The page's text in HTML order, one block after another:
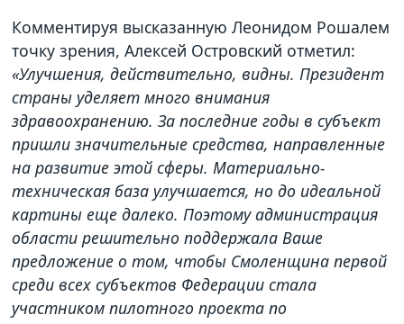
Комментируя высказанную Леонидом Рошалем
точку зрения, Алексей Островский отметил:
«Улучшения, действительно, видны. Президент
страны уделяет много внимания
здравоохранению. За последние годы в субъект
пришли значительные средства, направленные
на развитие этой сферы. Материально-
техническая база улучшается, но до идеальной
картины еще далеко. Поэтому администрация
области решительно поддержала Ваше
предложение о том, чтобы Смоленщина первой
среди всех субъектов Федерации стала
участником пилотного проекта по